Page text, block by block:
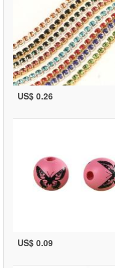
US$ 0.26
US$ 0.09